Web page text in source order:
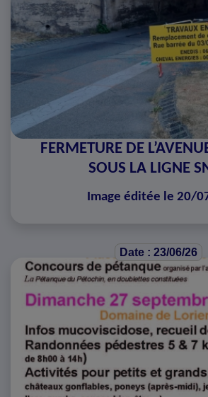
FERMETURE DE
SOUS LA LIGNE
Image éditée le 20/
Date : 23/06/26